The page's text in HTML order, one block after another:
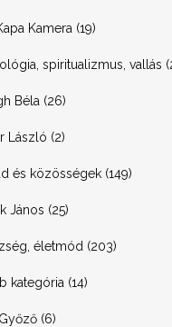
Kamera (19)
spiritualizmus, vallás
Béla (26)
László (2)
és közösségek (149)
János (25)
életmód (203)
kategória (14)
(6)